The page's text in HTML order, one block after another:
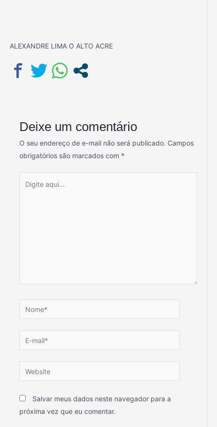
ALEXANDRE LIMA O ALTO ACRE
Deixe um comentário
O seu endereço de e-mail não será publicado. Campos
obrigatórios são marcados com *
Salvar meus dados neste navegador para a
próxima vez que eu comentar.